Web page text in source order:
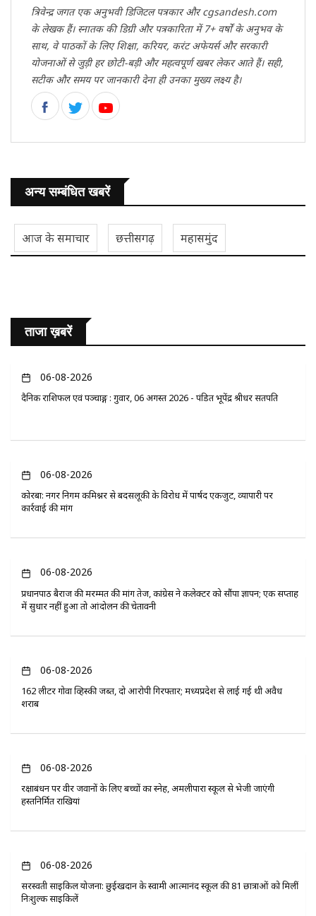
त्रिवेन्द्र जगत एक अनुभवी डिजिटल पत्रकार और cgsandesh.com
के लेखक हैं। स्नातक की डिग्री और पत्रकारिता में 7+ वर्षों के अनुभव के
साथ, वे पाठकों के लिए शिक्षा, करियर, करंट अफेयर्स और सरकारी
योजनाओं से जुड़ी हर छोटी-बड़ी और महत्वपूर्ण खबर लेकर आते हैं। सही,
सटीक और समय पर जानकारी देना ही उनका मुख्य लक्ष्य है।
अन्य सम्बंधित खबरें
आज के समाचार छत्तीसगढ़ महासमुंद
ताजा ख़बरें
06-08-2026
दैनिक राशिफल एवं पञ्चाङ्ग : गुरुवार, 06 अगस्त 2026 - पंडित भूपेंद्र श्रीधर सतपति
06-08-2026
कोरबा: नगर निगम कमिश्नर से बदसलूकी के विरोध में पार्षद एकजुट, व्यापारी पर
कार्रवाई की मांग
06-08-2026
प्रधानपाठ बैराज की मरम्मत की मांग तेज, कांग्रेस ने कलेक्टर को सौंपा ज्ञापन; एक सप्ताह
में सुधार नहीं हुआ तो आंदोलन की चेतावनी
06-08-2026
162 लीटर गोवा व्हिस्की जब्त, दो आरोपी गिरफ्तार; मध्यप्रदेश से लाई गई थी अवैध
शराब
06-08-2026
रक्षाबंधन पर वीर जवानों के लिए बच्चों का स्नेह, अमलीपारा स्कूल से भेजी जाएंगी
हस्तनिर्मित राखियां
06-08-2026
सरस्वती साइकिल योजना: छुईखदान के स्वामी आत्मानंद स्कूल की 81 छात्राओं को मिलीं
निःशुल्क साइकिलें